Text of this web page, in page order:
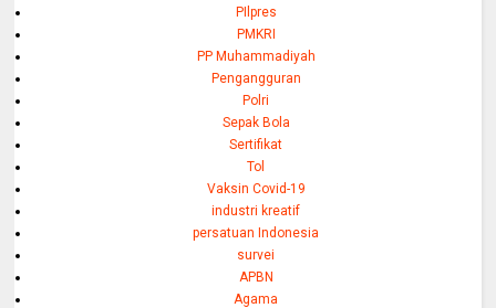
PIlpres
PMKRI
PP Muhammadiyah
Pengangguran
Polri
Sepak Bola
Sertifikat
Tol
Vaksin Covid-19
industri kreatif
persatuan Indonesia
survei
APBN
Agama